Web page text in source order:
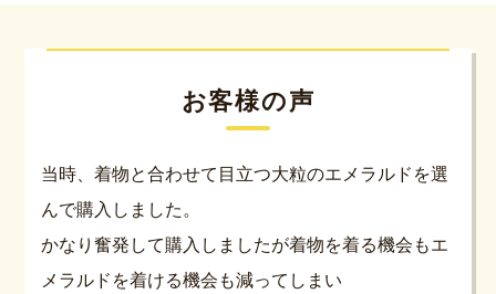
お客様の声
当時、着物と合わせて目立つ大粒のエメラルドを選
んで購入しました。
かなり奮発して購入しましたが着物を着る機会もエ
メラルドを着ける機会も減ってしまい